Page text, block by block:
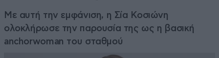
Με αυτή την εμφάνιση, η Σία Κοσιώνη
ολοκλήρωσε την παρουσία της ως η βασική
anchorwoman του σταθμού